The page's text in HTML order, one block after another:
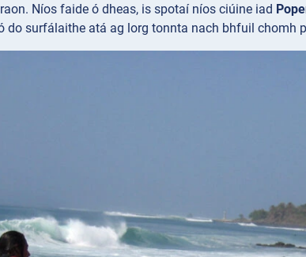
Níos faide ó dheas, is spotaí níos ciúine iad
do surfálaithe atá ag lorg tonnta nach bhfuil chomh